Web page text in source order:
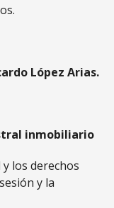
López Arias.
inmobiliario
y los derechos
y la